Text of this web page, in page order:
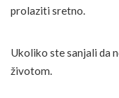
prolaziti sretno.
Ukoliko ste sanjali da
životom.